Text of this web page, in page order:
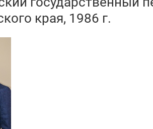
края, 1986 г.